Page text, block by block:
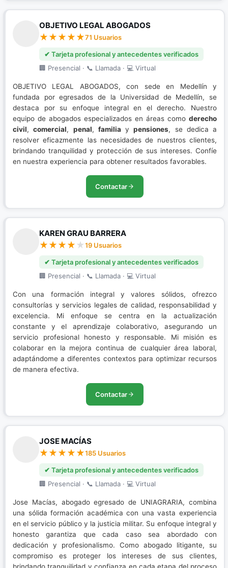
OBJETIVO LEGAL ABOGADOS
71 Usuarios
✔ Tarjeta profesional y antecedentes verificados
🏢 Presencial · 📞 Llamada · 💻 Virtual
OBJETIVO LEGAL ABOGADOS, con sede en Medellín y
fundada por egresados de la Universidad de Medellín, se
destaca por su enfoque integral en el derecho. Nuestro
equipo de abogados especializados en áreas como derecho
civil,comercial, penal, familia ypensiones, se dedica a
resolver eficazmente las necesidades de nuestros clientes,
brindando tranquilidad y protección de sus intereses. Confíe
en nuestra experiencia para obtener resultados favorables.
Contactar
KAREN GRAU BARRERA
19 Usuarios
✔ Tarjeta profesional y antecedentes verificados
🏢 Presencial · 📞 Llamada · 💻 Virtual
Con una formación integral y valores sólidos, ofrezco
consultorías y servicios legales de calidad, responsabilidad y
excelencia. Mi enfoque se centra en la actualización
constante y el aprendizaje colaborativo, asegurando un
servicio profesional honesto y responsable. Mi misión es
colaborar en la mejora continua de cualquier área laboral,
adaptándome a diferentes contextos para optimizar recursos
de manera efectiva.
Contactar
JOSE MACÍAS
185 Usuarios
✔ Tarjeta profesional y antecedentes verificados
🏢 Presencial · 📞 Llamada · 💻 Virtual
Jose Macías, abogado egresado de UNIAGRARIA, combina
una sólida formación académica con una vasta experiencia
en el servicio público y la justicia militar. Su enfoque integral y
honesto garantiza que cada caso sea abordado con
dedicación y profesionalismo. Como abogado litigante, su
compromiso es proteger los intereses de sus clientes,